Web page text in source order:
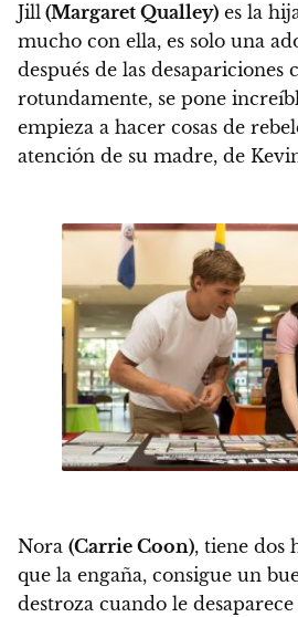
Jill (Margaret Qualley) es la
mucho con ella, es solo una
después de las desapariciones
rotundamente, se pone
empieza a hacer cosas de
atención de su madre, de
Nora (Carrie Coon), tiene dos
que la engaña, consigue un
destroza cuando le